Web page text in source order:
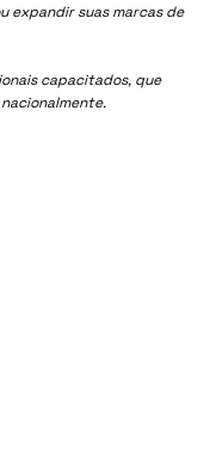
expandir suas marcas de
capacitados, que